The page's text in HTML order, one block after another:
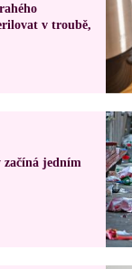
v troubě,
jedním